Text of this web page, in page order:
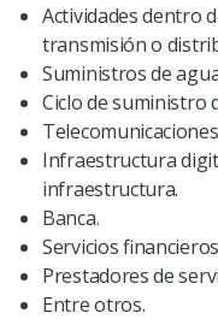
Actividades dentro
transmisión o
Suministros de
Ciclo de suministro
Infraestructura
infraestructura.
Banca.
Servicios
Prestadores de
Entre otros.